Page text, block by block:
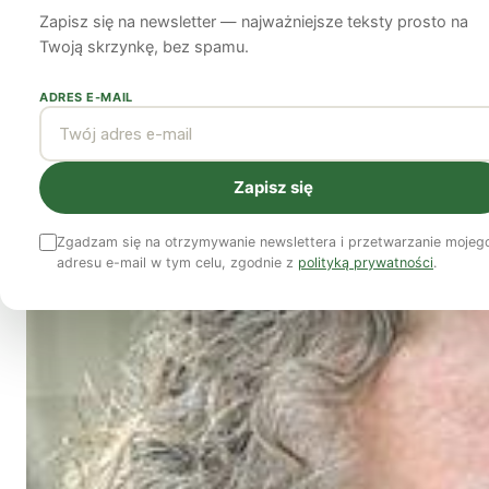
Jenny Jones Bartłomiej Kozek
Zapisz się na newsletter — najważniejsze teksty prosto na
Twoją skrzynkę, bez spamu.
ADRES E-MAIL
Zapisz się
Zgadzam się na otrzymywanie newslettera i przetwarzanie
adresu e-mail w tym celu, zgodnie z polityką prywatności.